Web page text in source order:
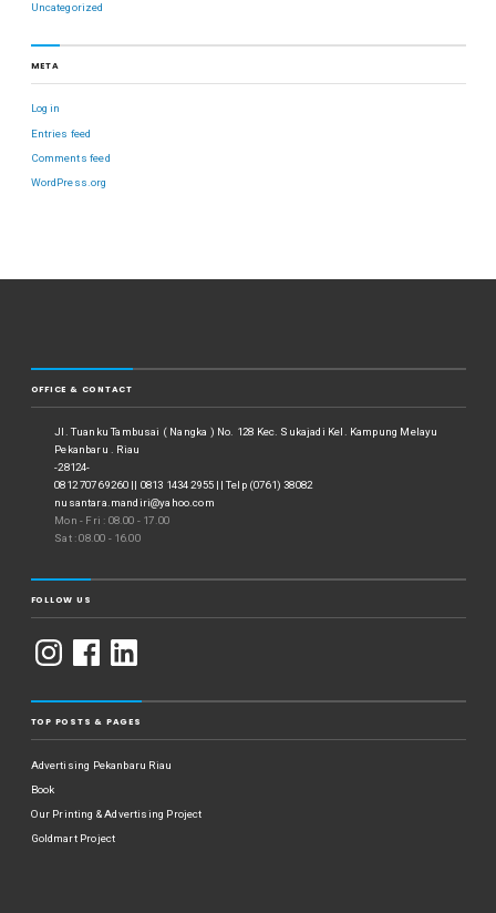
Uncategorized
META
Log in
Entries feed
Comments feed
WordPress.org
OFFICE & CONTACT
Jl. Tuanku Tambusai ( Nangka ) No. 128 Kec. Sukajadi Kel. Kampung Melayu
Pekanbaru . Riau
-28124-
0812 7076 9260 || 0813 1434 2955 || Telp (0761) 38082
nusantara.mandiri@yahoo.com
Mon - Fri : 08.00 - 17.00
Sat : 08.00 - 16.00
FOLLOW US
TOP POSTS & PAGES
Advertising Pekanbaru Riau
Book
Our Printing & Advertising Project
Goldmart Project